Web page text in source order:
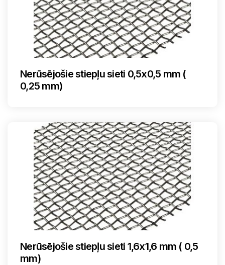
Nerūsējošie stiepļu sieti 0,5x0,5 mm (
0,25 mm)
Nerūsējošie stiepļu sieti 1,6x1,6 mm ( 0,5
mm)